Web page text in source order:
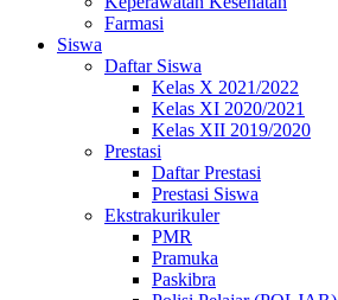
Farmasi
Siswa
Daftar Siswa
Kelas X 2021/2022
Kelas XI 2020/2021
Kelas XII 2019/2020
Prestasi
Daftar Prestasi
Prestasi Siswa
Ekstrakurikuler
PMR
Pramuka
Paskibra